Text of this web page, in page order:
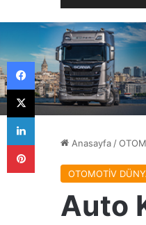
Anasayfa/
OTOMOTİV
Auto
Facebook
X
LinkedIn
Pinterest